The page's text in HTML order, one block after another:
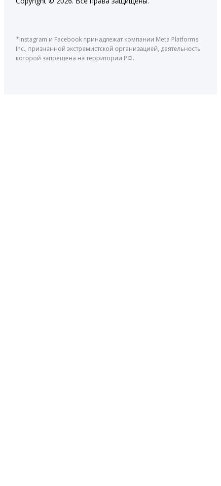
*Instagram и Facebook принадлежат компании Meta Platforms
Inc., признанной экстремистской организацией, деятельность
которой запрещена на территории РФ.